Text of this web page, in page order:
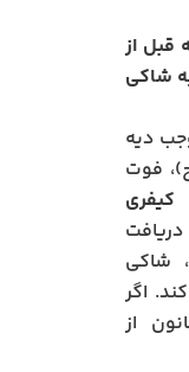
قبل از
شاکی
دیه
فوت
شاکی
اگر
از